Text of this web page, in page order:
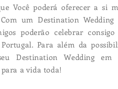
Você poderá oferecer a si
um Destination Wedding
poderão celebrar
Para além da
Destination Wedding em
a vida toda!